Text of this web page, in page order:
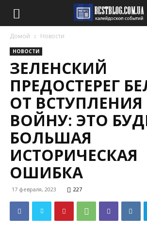
Домой Новости
НОВОСТИ
ЗЕЛЕНСКИЙ
ПРЕДОСТЕРЕГ
ОТ ВСТУПЛЕНИЯ
ВОЙНУ: ЭТО
БОЛЬШАЯ
ИСТОРИЧЕСКАЯ
ОШИБКА
17 февраля, 2023 227